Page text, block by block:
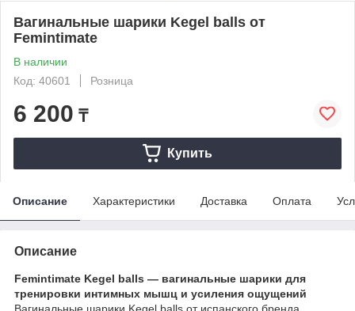
Вагинальные шарики Kegel balls от
Femintimate
В наличии
Код: 40601
Розница
6 200 ₸
Купить
Описание Характеристики Доставка Оплата
Описание
Femintimate Kegel balls — вагинальные шарики для
тренировки интимных мышц и усиления ощущений
Вагинальные шарики Kegel balls от испанского бренда